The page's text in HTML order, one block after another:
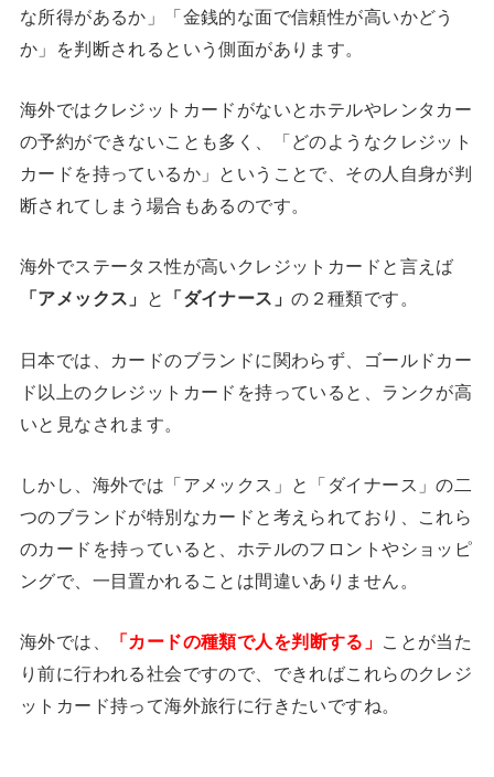
な所得があるか」「金銭的な面で信頼性が高いかどう
か」を判断されるという側面があります。
海外ではクレジットカードがないとホテルやレンタカー
の予約ができないことも多く、「どのようなクレジット
カードを持っているか」ということで、その人自身が判
断されてしまう場合もあるのです。
海外でステータス性が高いクレジットカードと言えば
「アメックス」
と 「ダイナース」の２種類です。
日本では、カードのブランドに関わらず、ゴールドカー
ド以上のクレジットカードを持っていると、ランクが高
いと見なされます。
しかし、海外では「アメックス」と「ダイナース」の二
つのブランドが特別なカードと考えられており、これら
のカードを持っていると、ホテルのフロントやショッピ
ングで、一目置かれることは間違いありません。
海外では、 「カードの種類で人を判断する」 ことが当た
り前に行われる社会ですので、できればこれらのクレジ
ットカード持って海外旅行に行きたいですね。